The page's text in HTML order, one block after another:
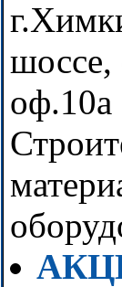
шоссе,
оф.10а